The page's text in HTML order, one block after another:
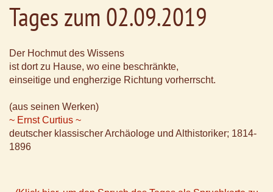
Tages zum 02.09.2019
Der Hochmut des Wissens
ist dort zu Hause, wo eine beschränkte,
einseitige und engherzige Richtung vorherrscht.
(aus seinen Werken)
~ Ernst Curtius ~
deutscher klassischer Archäologe und Althistoriker; 1814-
1896